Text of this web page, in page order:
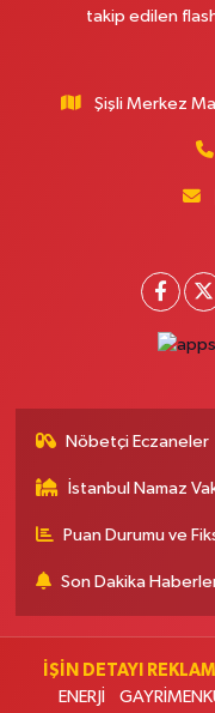
ESKİ PTT YANI ZÜBEYDE
0 (216) 755 01 02
Çağdaş Eczanesi
Buse Eczanesi
Döner'in arka sokağı, ŞOK
0 (216) 680 06 58
takip edilen
Şişli Merkez
Nöbetçi Eczaneler
İstanbul Namaz
Puan Durumu ve
Son Dakika
İŞİN DETAYI
ENERJİ